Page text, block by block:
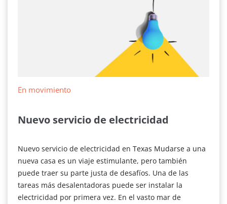
En movimiento
Nuevo servicio de electricidad
Nuevo servicio de electricidad en Texas Mudarse a una
nueva casa es un viaje estimulante, pero también
puede traer su parte justa de desafíos. Una de las
tareas más desalentadoras puede ser instalar la
electricidad por primera vez. En el vasto mar de